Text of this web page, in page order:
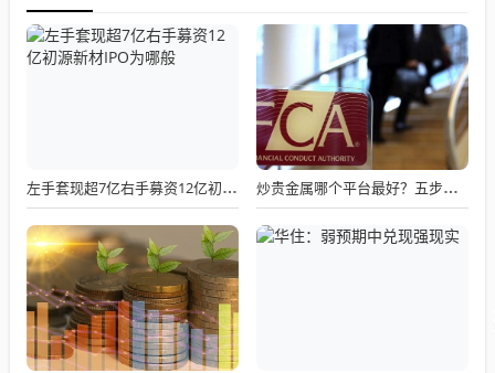
左手套现超7亿右手募资12亿初源新材IPO为哪般 炒贵金属哪个平台最好？五步验证法，从此远离黑平台